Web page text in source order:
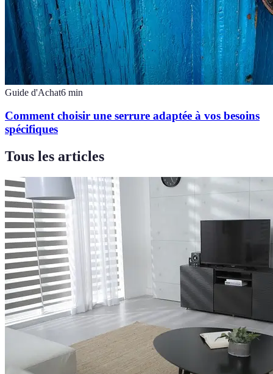
Guide d'Achat6 min
Comment choisir une serrure adaptée à vos besoins
spécifiques
Tous les articles